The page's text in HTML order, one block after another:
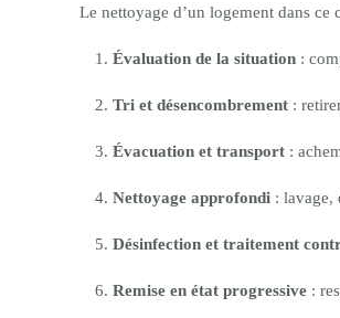
Le nettoyage d’un logement dans ce
Évaluation de la situation :
Tri et désencombrement :
Évacuation et transport :
Nettoyage approfondi : lavage,
Désinfection et traitement
Remise en état progressive :